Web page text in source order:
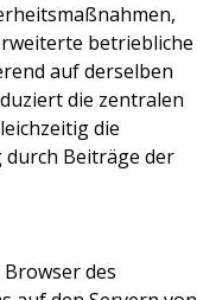
betriebliche
auf derselben
die zentralen
die
Beiträge der
des